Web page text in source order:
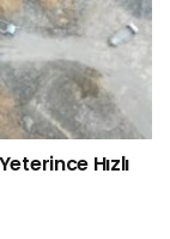
Hızlı